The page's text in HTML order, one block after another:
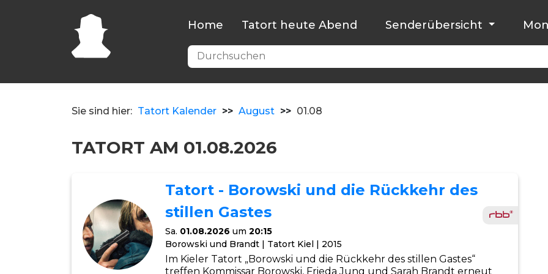
Home Tatort heute Abend Senderübersicht
Sie sind hier: Tatort Kalender >> August >> 01.08
TATORT AM 01.08.2026
Tatort - Borowski und die Rückkehr des
stillen Gastes
Sa. 01.08.2026 um 20:15
Borowski und Brandt | Tatort Kiel | 2015
Im Kieler Tatort „Borowski und die Rückkehr des stillen Gastes“
treffen Kommissar Borowski, Frieda Jung und Sarah Brandt erneut